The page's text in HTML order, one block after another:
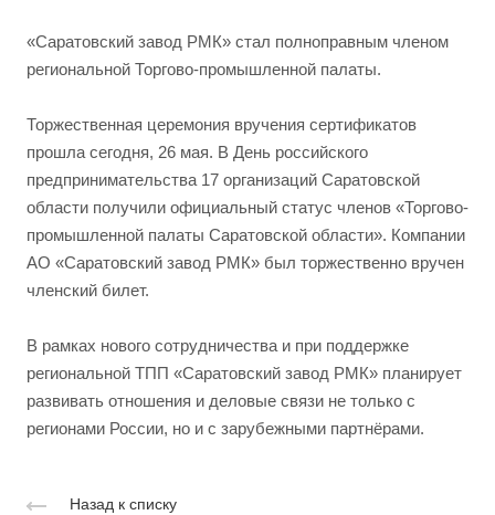
«Саратовский завод РМК» стал полноправным членом
региональной Торгово-промышленной палаты.
Торжественная церемония вручения сертификатов
прошла сегодня, 26 мая. В День российского
предпринимательства 17 организаций Саратовской
области получили официальный статус членов «Торгово-
промышленной палаты Саратовской области». Компании
АО «Саратовский завод РМК» был торжественно вручен
членский билет.
В рамках нового сотрудничества и при поддержке
региональной ТПП «Саратовский завод РМК» планирует
развивать отношения и деловые связи не только с
регионами России, но и с зарубежными партнёрами.
Назад к списку